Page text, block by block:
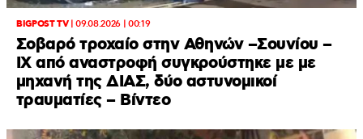
BIGPOST TV|09.08.2026 | 00:19
Σοβαρό τροχαίο στην Αθηνών –Σουνίου –
ΙΧ από αναστροφή συγκρούστηκε με με
μηχανή της ΔΙΑΣ, δύο αστυνομικοί
τραυματίες – Βίντεο